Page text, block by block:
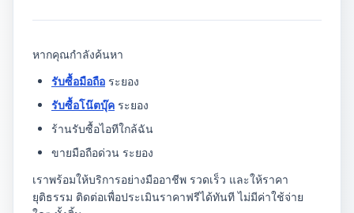
หากคุณกำลังค้นหา
รับซื้อมือถือ ระยอง
รับซื้อโน๊ตบุ๊ค ระยอง
ร้านรับซื้อไอทีใกล้ฉัน
ขายมือถือด่วน ระยอง
เราพร้อมให้บริการอย่างมืออาชีพ รวดเร็ว และให้ราคา
ยุติธรรม ติดต่อเพื่อประเมินราคาฟรีได้ทันที ไม่มีค่าใช้จ่าย